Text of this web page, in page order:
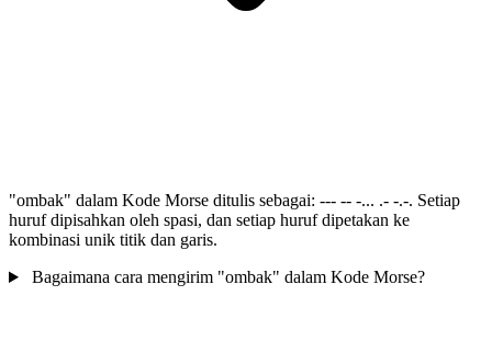
"ombak" dalam Kode Morse ditulis sebagai: --- -- -... .- -.-. Setiap
huruf dipisahkan oleh spasi, dan setiap huruf dipetakan ke
kombinasi unik titik dan garis.
Bagaimana cara mengirim "ombak" dalam Kode Morse?